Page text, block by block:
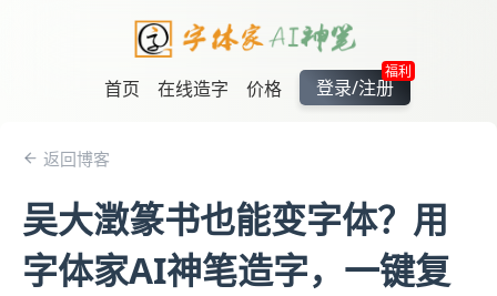
首页 在线造字 价格
福利
登录/注册
返回博客
吴大澂篆书也能变字体？用
字体家AI神笔造字，一键复